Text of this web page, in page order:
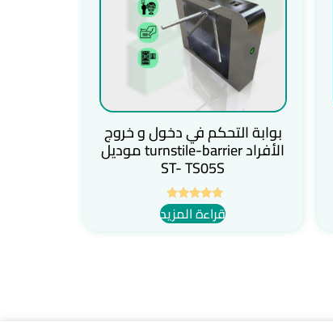
بوابة التحكم في دخول و خروج
الأفراد turnstile-barrier موديل
ST- TS05S
تم التقييم
5.00
قراءة المزيد